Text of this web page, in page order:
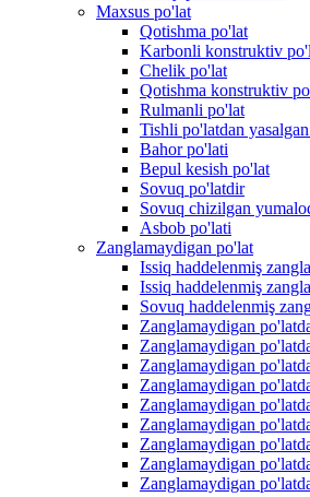
Maxsus po'lat
Qotishma po'lat
Karbonli konstruktiv
Chelik po'lat
Qotishma konstruktiv
Rulmanli po'lat
Tishli po'latdan
Bahor po'lati
Bepul kesish po'lat
Sovuq po'latdir
Sovuq chizilgan
Asbob po'lati
Zanglamaydigan po'lat
Issiq haddelenmiş
Issiq haddelenmiş
Sovuq haddelenmiş
Zanglamaydigan
Zanglamaydigan
Zanglamaydigan
Zanglamaydigan
Zanglamaydigan
Zanglamaydigan
Zanglamaydigan
Zanglamaydigan
Zanglamaydigan